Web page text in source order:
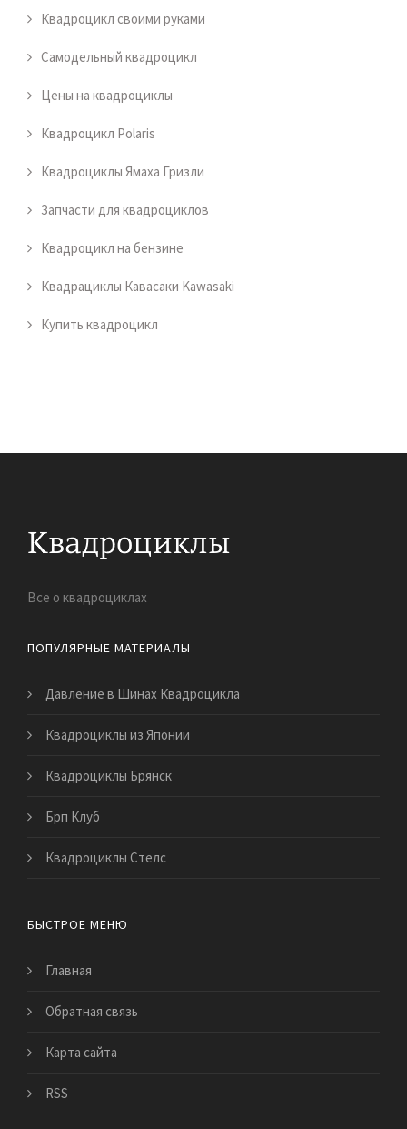
Квадроцикл своими руками
Самодельный квадроцикл
Цены на квадроциклы
Квадроцикл Polaris
Квадроциклы Ямаха Гризли
Запчасти для квадроциклов
Квадроцикл на бензине
Квадрациклы Кавасаки Kawasaki
Купить квадроцикл
Все о квадроциклах
ПОПУЛЯРНЫЕ МАТЕРИАЛЫ
Давление в Шинах Квадроцикла
Квадроциклы из Японии
Квадроциклы Брянск
Брп Клуб
Квадроциклы Стелс
БЫСТРОЕ МЕНЮ
Главная
Обратная связь
Карта сайта
RSS